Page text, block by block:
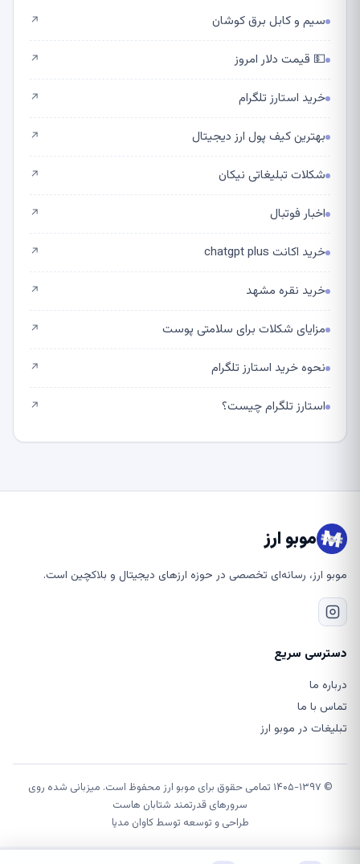
سیم و کابل برق کوشان ↗
💵 قیمت دلار امروز ↗
خرید استارز تلگرام ↗
بهترین کیف پول ارز دیجیتال ↗
شکلات تبلیغاتی نیکان ↗
اخبار فوتبال ↗
خرید اکانت chatgpt plus ↗
خرید نقره مشهد ↗
مزایای شکلات برای سلامتی پوست ↗
نحوه خرید استارز تلگرام ↗
استارز تلگرام چیست؟ ↗
موبو ارز
موبو ارز، رسانه‌ای تخصصی در حوزه ارزهای دیجیتال و بلاکچین است.
دسترسی سریع
درباره ما
تماس با ما
تبلیغات در موبو ارز
© ۱۴۰۵-۱۳۹۷ تمامی حقوق برای موبو ارز محفوظ است. میزبانی شده روی
سرورهای قدرتمند شتابان هاست
طراحی و توسعه توسطکاوان مدیا